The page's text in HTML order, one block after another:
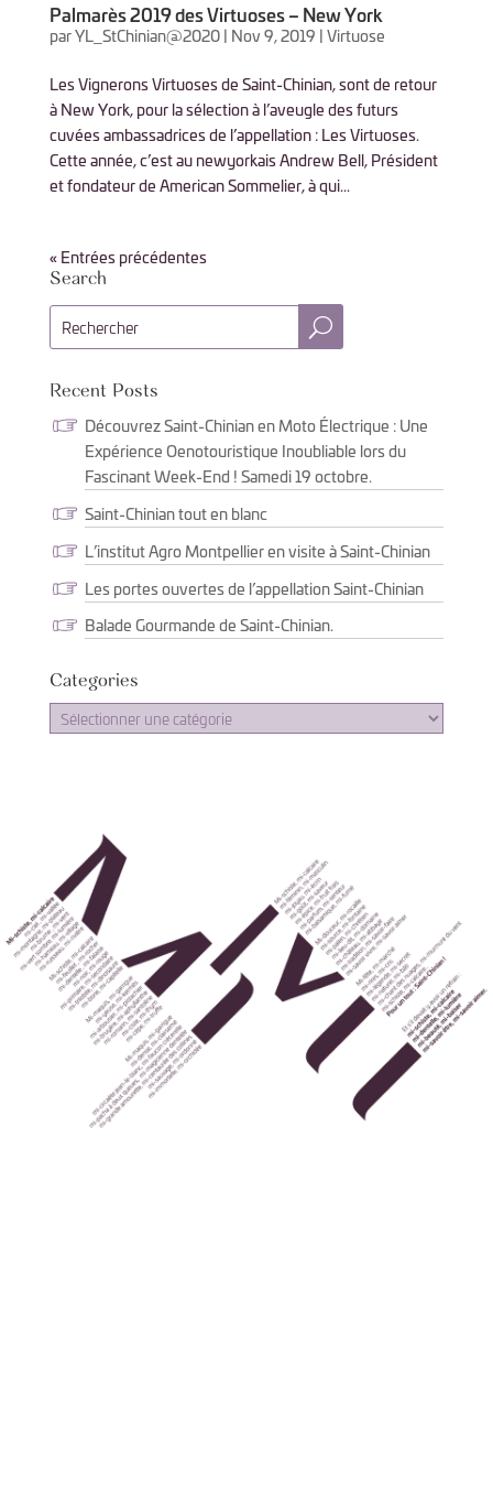
Palmarès 2019 des Virtuoses – New York
parYL_StChinian@2020| Nov 9, 2019 | Virtuose
Les Vignerons Virtuoses de Saint-Chinian, sont de retour
à New York, pour la sélection à l’aveugle des futurs
cuvées ambassadrices de l’appellation : Les Virtuoses.
Cette année, c’est au newyorkais Andrew Bell, Président
et fondateur de American Sommelier, à qui...
« Entrées précédentes
Search
U
Recent Posts
Découvrez Saint-Chinian en Moto Électrique : Une
Expérience Oenotouristique Inoubliable lors du
Fascinant Week-End ! Samedi 19 octobre.
Saint-Chinian tout en blanc
L’institut Agro Montpellier en visite à Saint-Chinian
Les portes ouvertes de l’appellation Saint-Chinian
Balade Gourmande de Saint-Chinian.
Categories
Categories